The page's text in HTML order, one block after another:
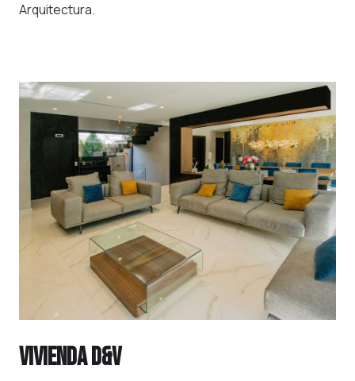
Arquitectura.
VIVIENDA D&V